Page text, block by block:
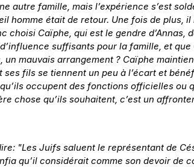
autre famille, mais l’expérience s’est
homme était de retour. Une fois de plus,
Caïphe, qui est le gendre d’Annas,
suffisants pour la famille, et
mauvais arrangement ? Caïphe
fils se tiennent un peu à l’écart et
occupent des fonctions officielles ou
chose qu’ils souhaitent, c’est un
"Les Juifs saluent le représentant de
qu’il considérait comme son devoir de